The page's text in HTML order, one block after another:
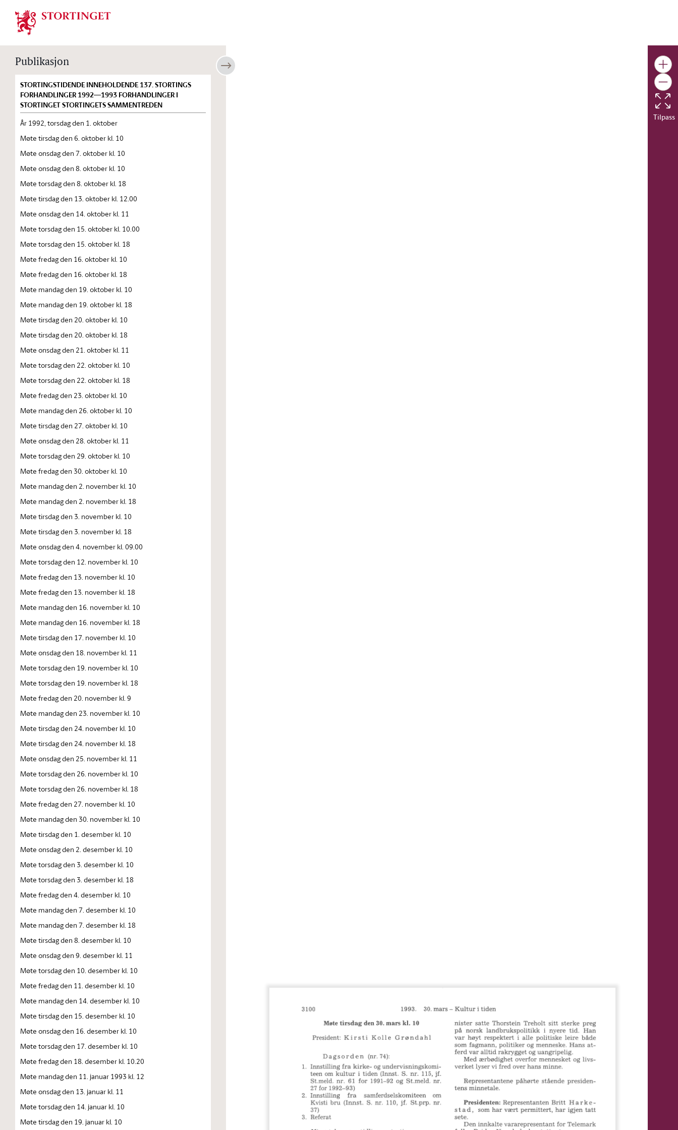
Stortinget.no
Publikasjon
STORTINGSTIDENDE INNEHOLDENDE 137. STORTINGS
FORHANDLINGER 1992—1993 FORHANDLINGER I
STORTINGET STORTINGETS SAMMENTREDEN
År 1992, torsdag den 1. oktober
Møte tirsdag den 6. oktober kl. 10
Møte onsdag den 7. oktober kl. 10
Møte onsdag den 8. oktober kl. 10
Møte torsdag den 8. oktober kl. 18
Møte tirsdag den 13. oktober kl. 12.00
Møte onsdag den 14. oktober kl. 11
Møte torsdag den 15. oktober kl. 10.00
Møte torsdag den 15. oktober kl. 18
Møte fredag den 16. oktober kl. 10
Møte fredag den 16. oktober kl. 18
Møte mandag den 19. oktober kl. 10
Møte mandag den 19. oktober kl. 18
Møte tirsdag den 20. oktober kl. 10
Møte tirsdag den 20. oktober kl. 18
Møte onsdag den 21. oktober kl. 11
Møte torsdag den 22. oktober kl. 10
Møte torsdag den 22. oktober kl. 18
Møte fredag den 23. oktober kl. 10
Møte mandag den 26. oktober kl. 10
Møte tirsdag den 27. oktober kl. 10
Møte onsdag den 28. oktober kl. 11
Møte torsdag den 29. oktober kl. 10
Møte fredag den 30. oktober kl. 10
Møte mandag den 2. november kl. 10
Møte mandag den 2. november kl. 18
Møte tirsdag den 3. november kl. 10
Møte tirsdag den 3. november kl. 18
Møte onsdag den 4. november kl. 09.00
Møte torsdag den 12. november kl. 10
Møte fredag den 13. november kl. 10
Møte fredag den 13. november kl. 18
Møte mandag den 16. november kl. 10
Møte mandag den 16. november kl. 18
Møte tirsdag den 17. november kl. 10
Møte onsdag den 18. november kl. 11
Møte torsdag den 19. november kl. 10
Møte torsdag den 19. november kl. 18
Møte fredag den 20. november kl. 9
Møte mandag den 23. november kl. 10
Møte tirsdag den 24. november kl. 10
Møte tirsdag den 24. november kl. 18
Møte onsdag den 25. november kl. 11
Møte torsdag den 26. november kl. 10
Møte torsdag den 26. november kl. 18
Møte fredag den 27. november kl. 10
Møte mandag den 30. november kl. 10
Møte tirsdag den 1. desember kl. 10
Møte onsdag den 2. desember kl. 10
Møte torsdag den 3. desember kl. 10
Møte torsdag den 3. desember kl. 18
Møte fredag den 4. desember kl. 10
Møte mandag den 7. desember kl. 10
Møte mandag den 7. desember kl. 18
Møte tirsdag den 8. desember kl. 10
Møte onsdag den 9. desember kl. 11
Møte torsdag den 10. desember kl. 10
Møte fredag den 11. desember kl. 10
Møte mandag den 14. desember kl. 10
Møte tirsdag den 15. desember kl. 10
Møte onsdag den 16. desember kl. 10
Møte torsdag den 17. desember kl. 10
Møte fredag den 18. desember kl. 10.20
Møte mandag den 11. januar 1993 kl. 12
Møte onsdag den 13. januar kl. 11
Møte torsdag den 14. januar kl. 10
Møte tirsdag den 19. januar kl. 10